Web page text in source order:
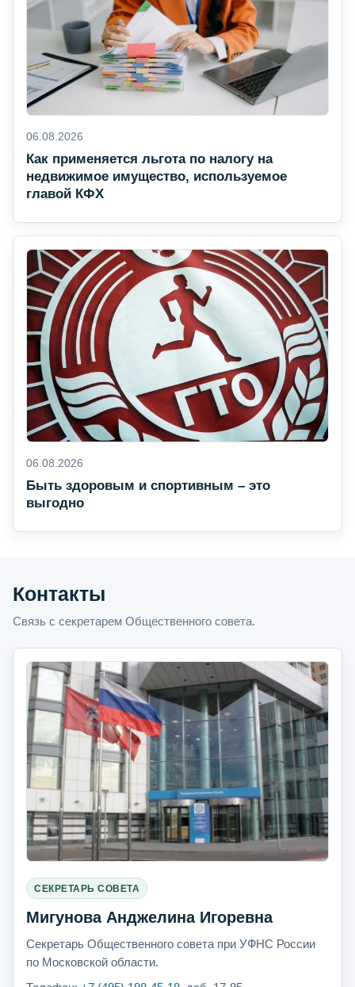
06.08.2026
Как применяется льгота по налогу на
недвижимое имущество, используемое
главой КФХ
06.08.2026
Быть здоровым и спортивным – это
выгодно
Контакты
Связь с секретарем Общественного совета.
СЕКРЕТАРЬ СОВЕТА
Мигунова Анджелина Игоревна
Секретарь Общественного совета при УФНС России
по Московской области.